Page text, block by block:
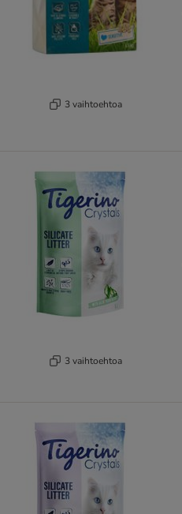
3 vaihtoehtoa
3 vaihtoehtoa